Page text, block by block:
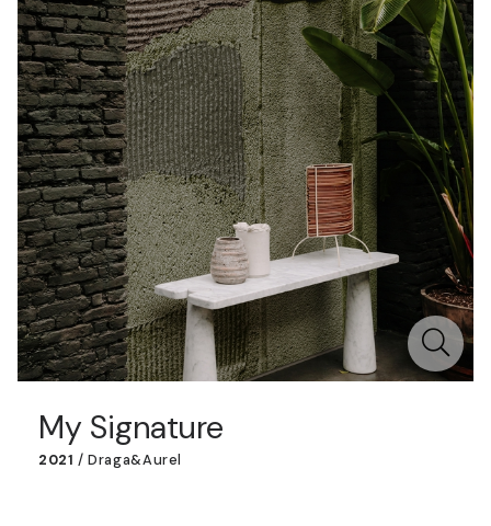
My Signature
2021 / Draga&Aurel